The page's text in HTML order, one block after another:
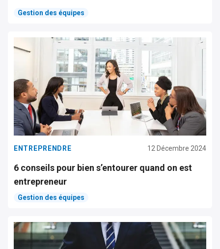
Gestion des équipes
ENTREPRENDRE 12 Décembre 2024
6 conseils pour bien s’entourer quand on est
entrepreneur
Gestion des équipes